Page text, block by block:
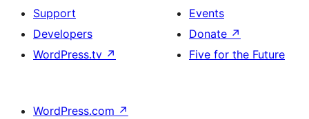
Support
Developers
WordPress.tv ↗
Events
Donate ↗
Five for the Future
WordPress.com ↗